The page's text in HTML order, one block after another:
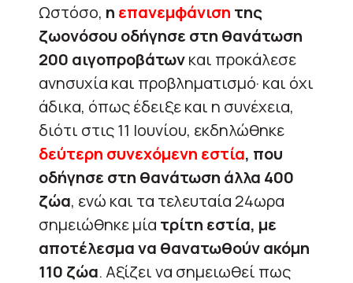
Ωστόσο, η επανεμφάνιση της
ζωονόσου οδήγησε στη θανάτωση
200 αιγοπροβάτωνκαι προκάλεσε
ανησυχία και προβληματισμό· και όχι
άδικα, όπως έδειξε και η συνέχεια,
διότι στις 11 Ιουνίου, εκδηλώθηκε
δεύτερη συνεχόμενη εστία, που
οδήγησε στη θανάτωση άλλα 400
ζώα, ενώ και τα τελευταία 24ωρα
σημειώθηκε μία τρίτη εστία, με
αποτέλεσμα να θανατωθούν ακόμη
110 ζώα. Αξίζει να σημειωθεί πως